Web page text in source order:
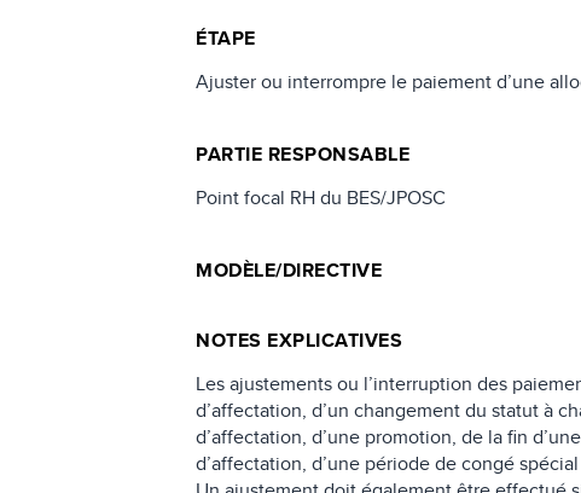
ÉTAPE
Ajuster ou interrompre le paiement d’une
PARTIE RESPONSABLE
Point focal RH du BES/JPOSC
MODÈLE/DIRECTIVE
NOTES EXPLICATIVES
Les ajustements ou l’interruption des
d’affectation, d’un changement du statut à
d’affectation, d’une promotion, de la fin
d’affectation, d’une période de congé